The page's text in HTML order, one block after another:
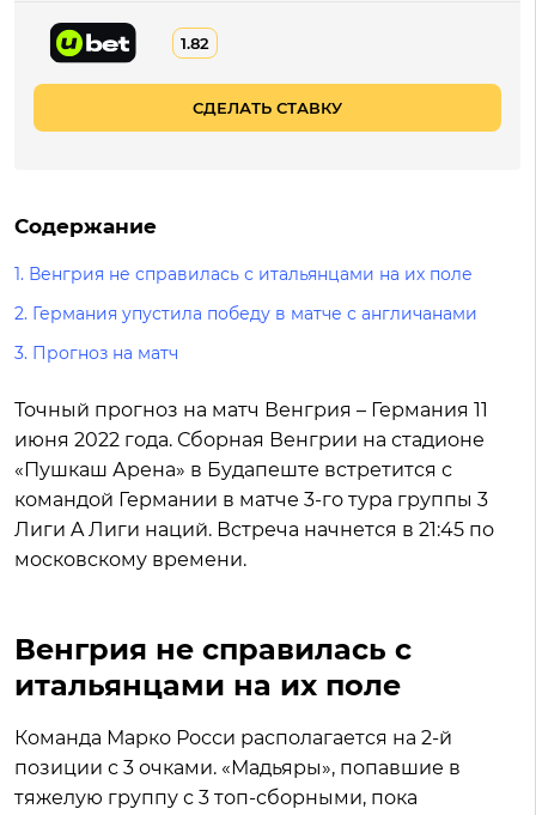
1.82
СДЕЛАТЬ СТАВКУ
Содержание
1. Венгрия не справилась с итальянцами на их поле
2. Германия упустила победу в матче с англичанами
3. Прогноз на матч
Точный прогноз на матч Венгрия – Германия 11
июня 2022 года. Сборная Венгрии на стадионе
«Пушкаш Арена» в Будапеште встретится с
командой Германии в матче 3-го тура группы 3
Лиги A Лиги наций. Встреча начнется в 21:45 по
московскому времени.
Венгрия не справилась с
итальянцами на их поле
Команда Марко Росси располагается на 2-й
позиции с 3 очками. «Мадьяры», попавшие в
тяжелую группу с 3 топ-сборными, пока